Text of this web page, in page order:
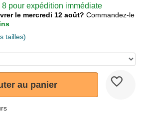
8 pour expédition immédiate
le mercredi 12 août? Commandez-le
tailles)
au panier